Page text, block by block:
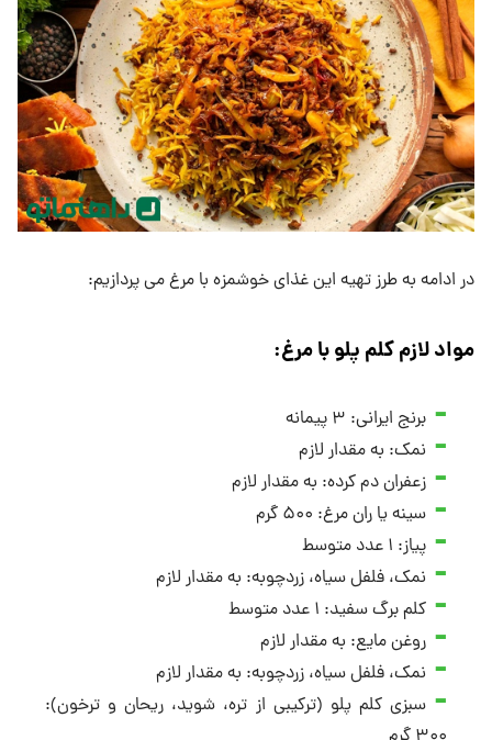
در ادامه به طرز تهیه این غذای خوشمزه با مرغ می پردازیم:
مواد لازم کلم پلو با مرغ:
برنج ایرانی: ۳ پیمانه
نمک: به مقدار لازم
زعفران دم کرده: به مقدار لازم
سینه یا ران مرغ: ۵۰۰ گرم
پیاز: ۱ عدد متوسط
نمک، فلفل سیاه، زردچوبه: به مقدار لازم
کلم برگ سفید: ۱ عدد متوسط
روغن مایع: به مقدار لازم
نمک، فلفل سیاه، زردچوبه: به مقدار لازم
سبزی کلم پلو (ترکیبی از تره، شوید، ریحان و ترخون):